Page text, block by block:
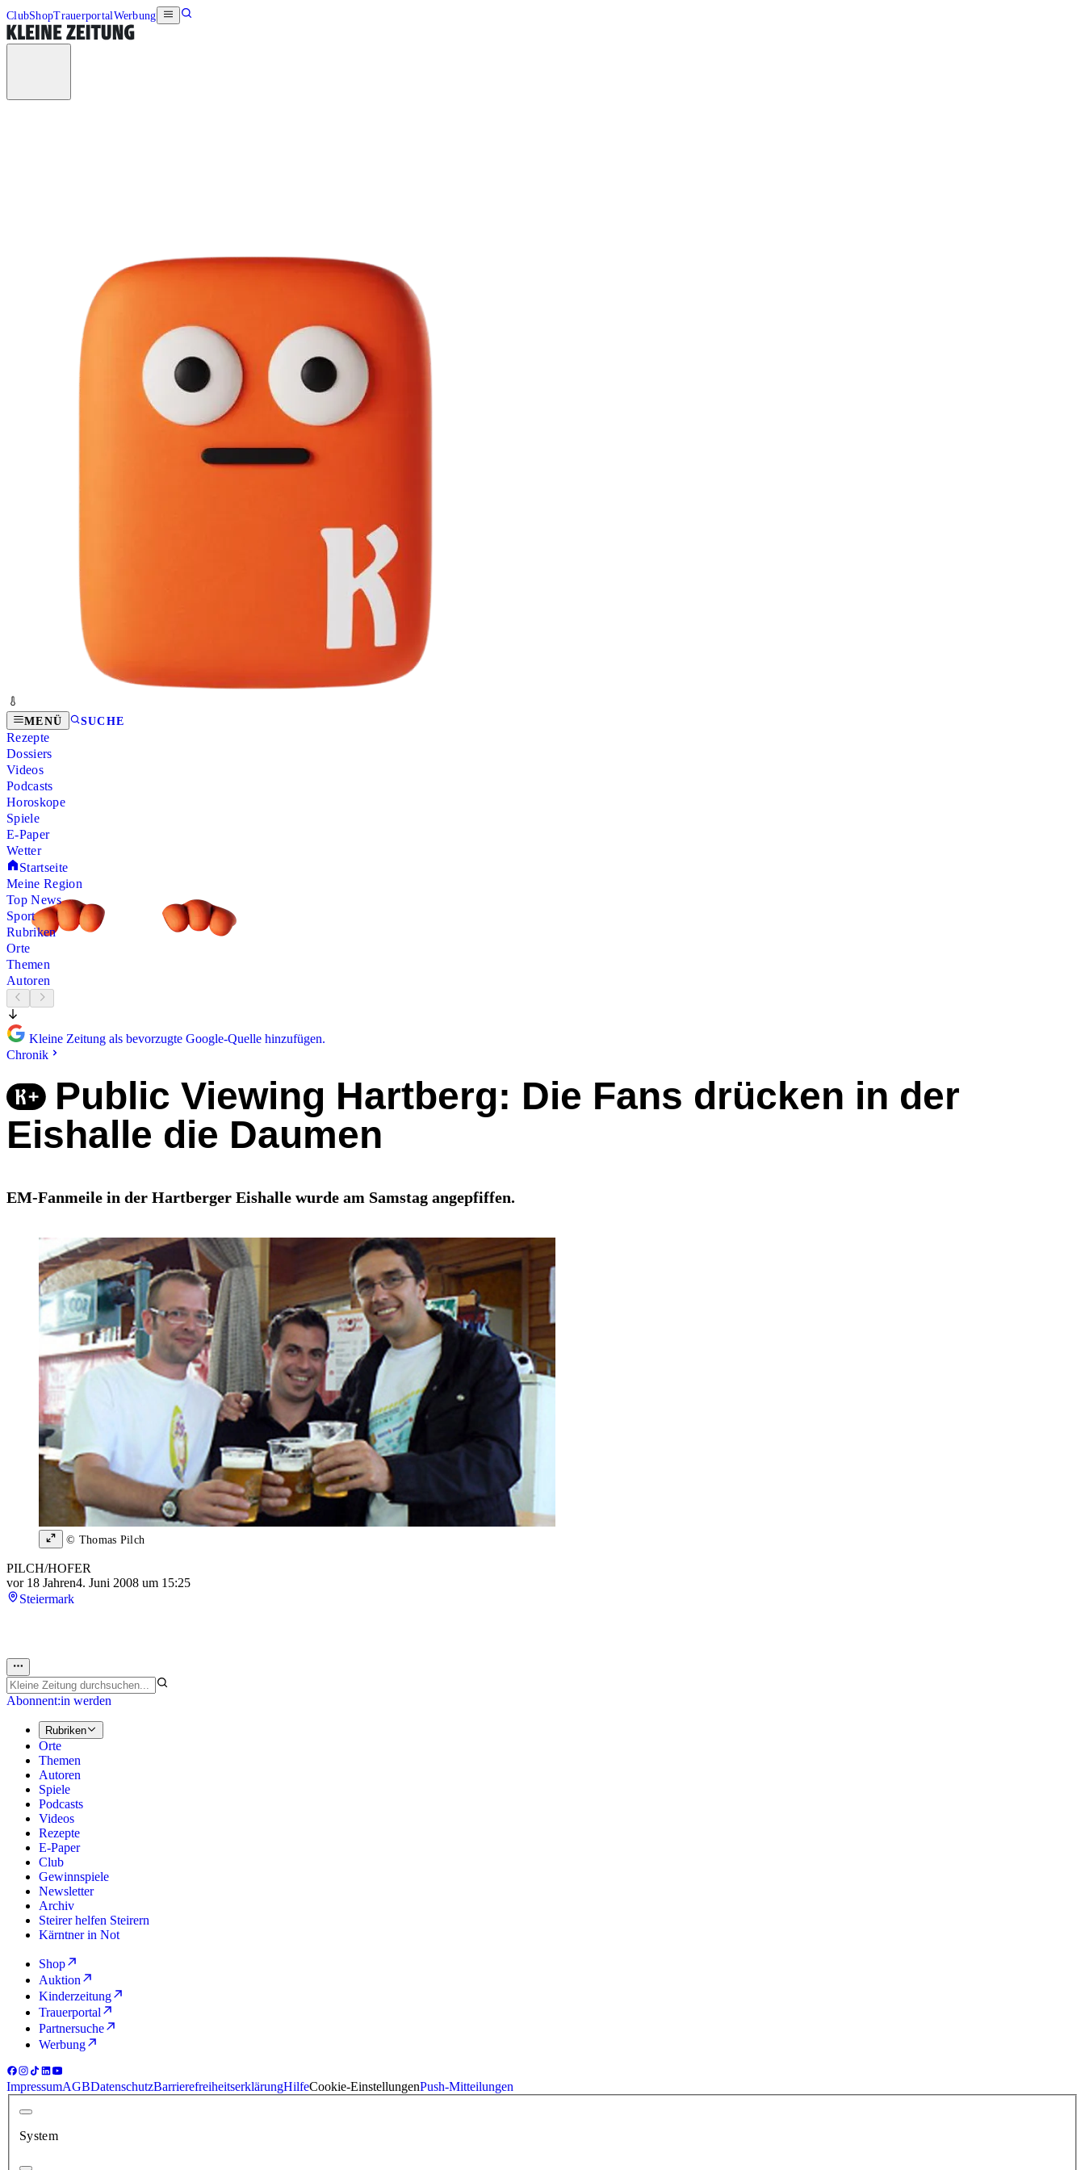
ClubShopTrauerportalWerbung
MENÜ SUCHE
Rezepte
Dossiers
Videos
Podcasts
Horoskope
Spiele
E-Paper
Wetter
Startseite
Meine Region
Top News
Sport
Rubriken
Orte
Themen
Autoren
Kleine Zeitung als bevorzugte Google-Quelle hinzufügen.
Chronik
Public Viewing Hartberg: Die Fans drücken in der
Eishalle die Daumen
EM-Fanmeile in der Hartberger Eishalle wurde am Samstag angepfiffen.
© Thomas Pilch
PILCH/HOFER
vor 18 Jahren4. Juni 2008 um 15:25
Steiermark
Abonnent:in werden
Rubriken
Orte
Themen
Autoren
Spiele
Podcasts
Videos
Rezepte
E-Paper
Club
Gewinnspiele
Newsletter
Archiv
Steirer helfen Steirern
Kärntner in Not
Shop
Auktion
Kinderzeitung
Trauerportal
Partnersuche
Werbung
ImpressumAGBDatenschutzBarrierefreiheitserklärungHilfeCookie-EinstellungenPush-Mitteilungen
System